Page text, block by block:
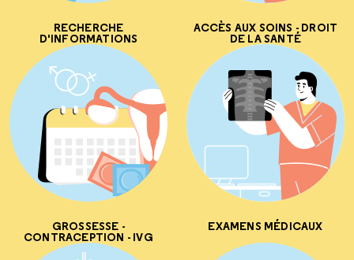
RECHERCHE
D'INFORMATIONS
ACCÈS AUX SOINS - DROIT
DE LA SANTÉ
GROSSESSE -
CONTRACEPTION - IVG
EXAMENS MÉDICAUX